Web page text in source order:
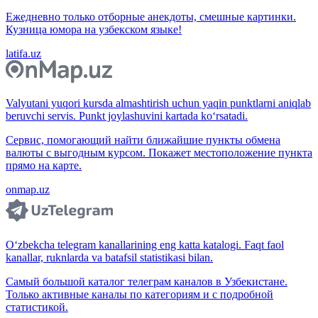
Ежедневно только отборные анекдоты, смешные картинки.
Кузница юмора на узбекском языке!
latifa.uz
Valyutani yuqori kursda almashtirish uchun yaqin punktlarni aniqlab
beruvchi servis. Punkt joylashuvini kartada ko‘rsatadi.
Сервис, помогающий найти ближайшие пункты обмена
валюты с выгодным курсом. Покажет местоположение пункта
прямо на карте.
onmap.uz
O‘zbekcha telegram kanallarining eng katta katalogi. Faqt faol
kanallar, ruknlarda va batafsil statistikasi bilan.
Самый большой каталог телеграм каналов в Узбекистане.
Только активные каналы по категориям и с подробной
статистикой.